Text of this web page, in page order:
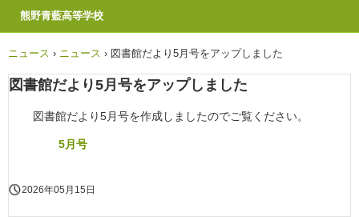
熊野青藍高等学校
ニュース › ニュース › 図書館だより5月号をアップしました
図書館だより5月号をアップしました
図書館だより5月号を作成しましたのでご覧ください。
5月号
2026年05月15日